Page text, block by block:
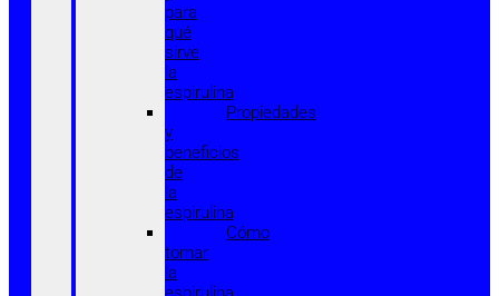
para
qué
sirve
la
espirulina
Propiedades
y
beneficios
de
la
espirulina
Cómo
tomar
la